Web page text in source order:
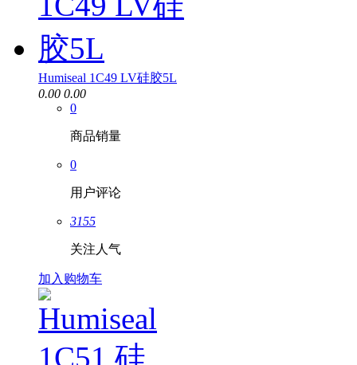
Humiseal 1C49 LV硅胶5L
0.00 0.00
0
商品销量
0
用户评论
3155
关注人气
加入购物车